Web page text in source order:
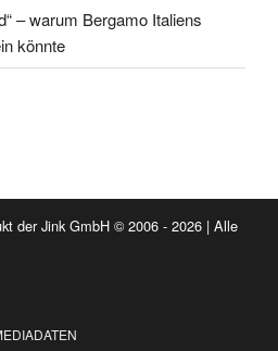
– warum Bergamo Italiens
könnte
der Jink GmbH © 2006 - 2026 | Alle